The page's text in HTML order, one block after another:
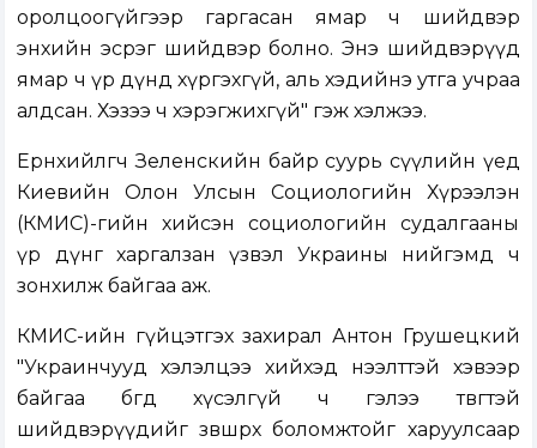
оролцоогүйгээр гаргасан ямар ч шийдвэр
энхийн эсрэг шийдвэр болно. Энэ шийдвэрүүд
ямар ч үр дүнд хүргэхгүй, аль хэдийнэ утга учраа
алдсан. Хэзээ ч хэрэгжихгүй" гэж хэлжээ.
Ерөнхийлөгч Зеленскийн байр суурь сүүлийн үед
Киевийн Олон Улсын Социологийн Хүрээлэн
(КМИС)-гийн хийсэн социологийн судалгааны
үр дүнг харгалзан үзвэл Украины нийгэмд ч
зонхилж байгаа аж.
КМИС-ийн гүйцэтгэх захирал Антон Грушецкий
"Украинчууд хэлэлцээ хийхэд нээлттэй хэвээр
байгаа бөгөөд хүсэлгүй ч гэлээ төвөгтэй
шийдвэрүүдийг зөвшөөрөх боломжтойг харуулсаар